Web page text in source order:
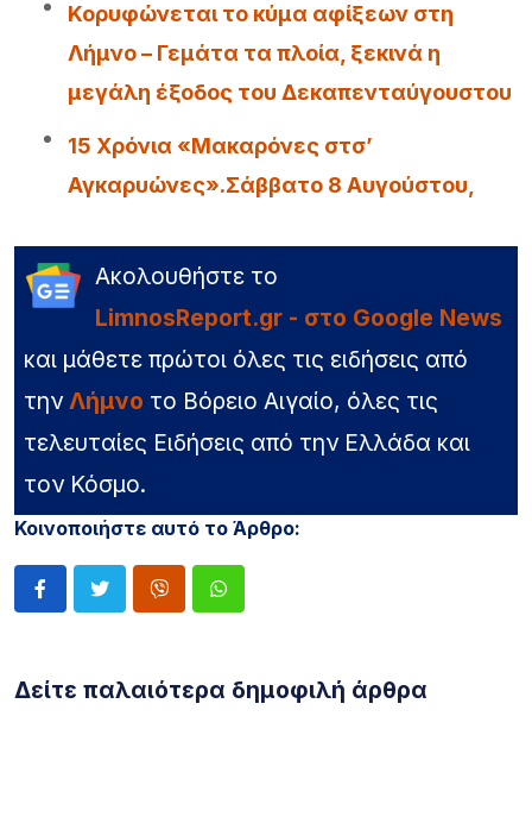
Κορυφώνεται το κύμα αφίξεων στη
Λήμνο – Γεμάτα τα πλοία, ξεκινά η
μεγάλη έξοδος του Δεκαπενταύγουστου
15 Χρόνια «Μακαρόνες στσ’
Αγκαρυώνες».Σάββατο 8 Αυγούστου,
Ακολουθήστε το
LimnosReport.gr - στο Google News
και μάθετε πρώτοι όλες τις ειδήσεις από
την Λήμνο το Βόρειο Αιγαίο, όλες τις
τελευταίες Ειδήσεις από την Ελλάδα και
τον Κόσμο.
Κοινοποιήστε αυτό το Άρθρο:
Δείτε παλαιότερα δημοφιλή άρθρα